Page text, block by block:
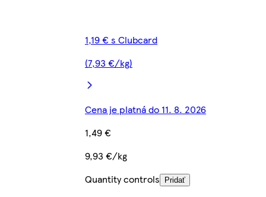
1,19 € s Clubcard
(7,93 €/kg)
Cena je platná do 11. 8. 2026
1,49 €
9,93 €/kg
Quantity controls
Pridať